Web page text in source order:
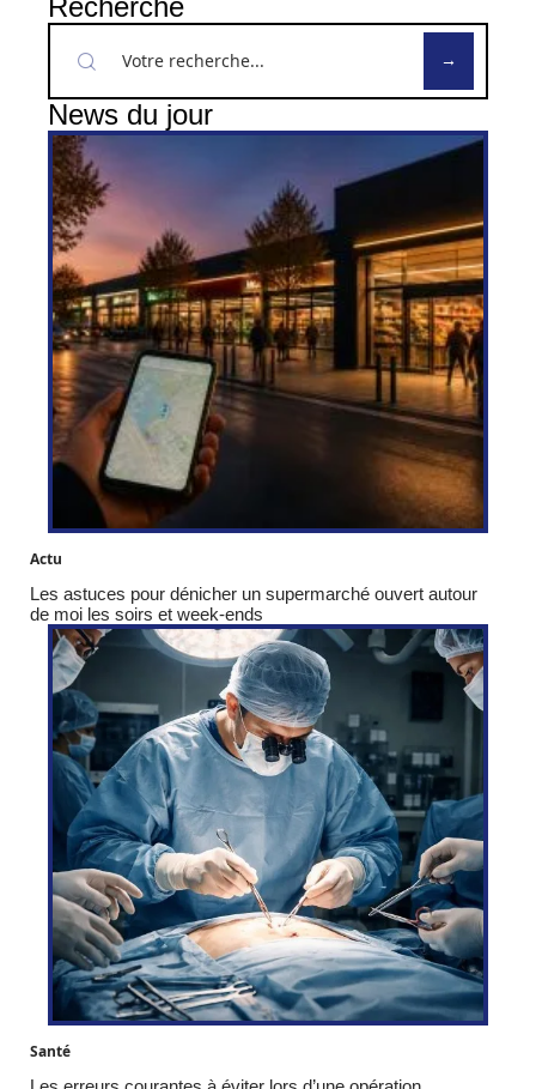
Recherche
News du jour
Actu
Les astuces pour dénicher un supermarché ouvert autour
de moi les soirs et week-ends
Santé